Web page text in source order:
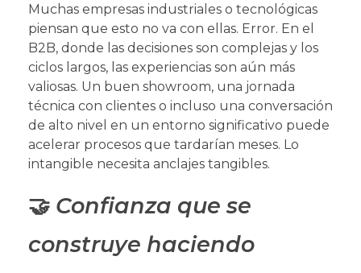
Muchas empresas industriales o tecnológicas
piensan que esto no va con ellas. Error. En el
B2B, donde las decisiones son complejas y los
ciclos largos, las experiencias son aún más
valiosas. Un buen showroom, una jornada
técnica con clientes o incluso una conversación
de alto nivel en un entorno significativo puede
acelerar procesos que tardarían meses. Lo
intangible necesita anclajes tangibles.
🤝 Confianza que se
construye haciendo